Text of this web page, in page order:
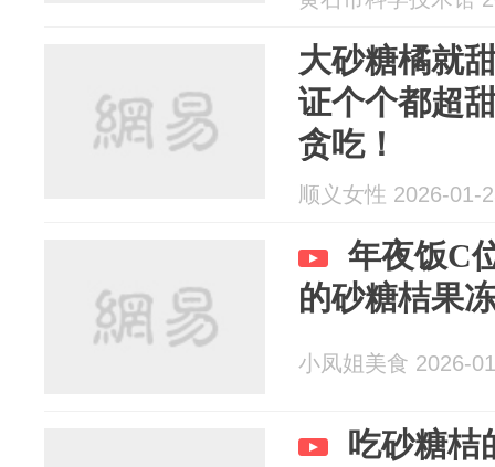
大砂糖橘就
证个个都超
贪吃！
顺义女性 2026-01-
年夜饭C
的砂糖桔果
小凤姐美食 2026-
吃砂糖桔